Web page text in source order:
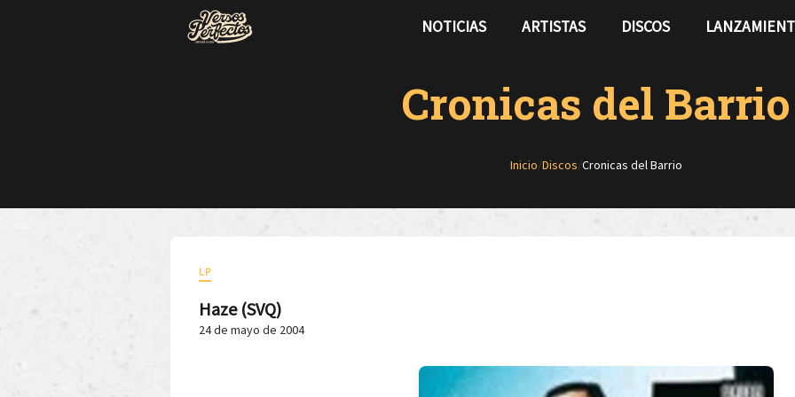
NOTICIAS ARTISTAS DISCOS
Cronicas del Barrio
Inicio/Discos/Cronicas del Barrio
LP
Haze (SVQ)
24 de mayo de 2004